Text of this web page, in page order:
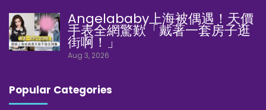
Angelababy上海被偶遇！天價
手表全網驚歎「戴著一套房子逛
街啊！」
Aug 3, 2026
Popular Categories